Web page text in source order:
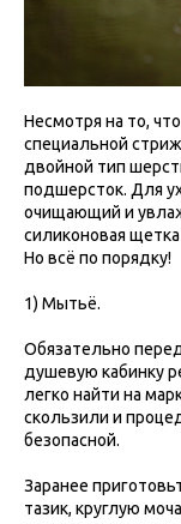
Несмотря на то,
специальной
двойной тип
подшерсток. Для
очищающий и
силиконовая
Но всё по порядку!
1) Мытьё.
Обязательно
душевую кабинку
легко найти на
скользили и
безопасной.
Заранее
тазик, круглую